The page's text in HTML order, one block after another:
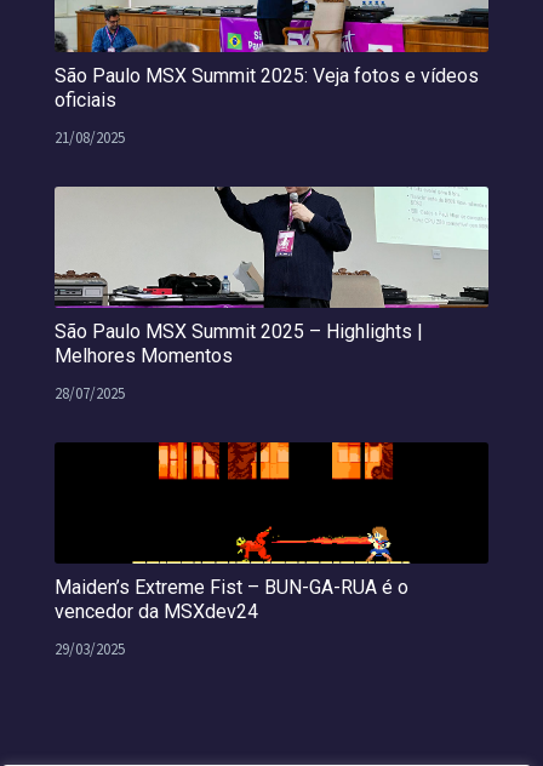
São Paulo MSX Summit 2025: Veja fotos e vídeos
oficiais
21/08/2025
São Paulo MSX Summit 2025 – Highlights |
Melhores Momentos
28/07/2025
Maiden’s Extreme Fist – BUN-GA-RUA é o
vencedor da MSXdev24
29/03/2025